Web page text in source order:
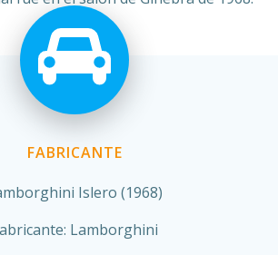
FABRICANTE
Islero (1968)
Lamborghini